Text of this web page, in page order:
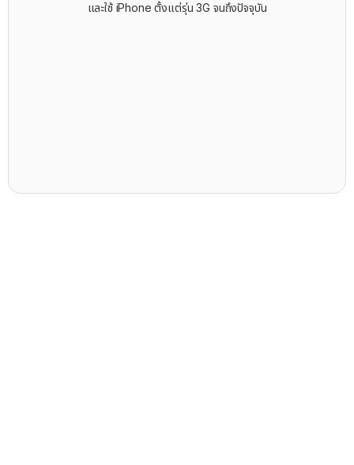
และใช้ iPhone ตั้งแต่รุ่น 3G จนถึงปัจจุบัน